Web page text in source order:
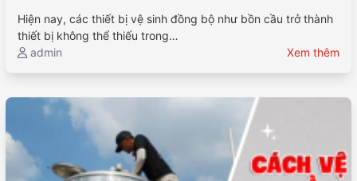
Hiện nay, các thiết bị vệ sinh đồng bộ như bồn cầu trở thành
thiết bị không thể thiếu trong…
admin
Xem thêm